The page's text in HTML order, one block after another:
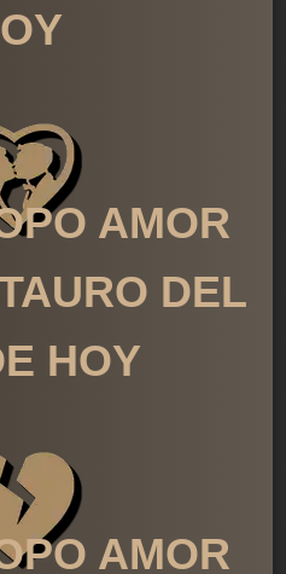
AMOR
DEL
HOY
AMOR